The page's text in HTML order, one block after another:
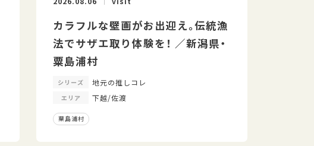
カラフルな壁画がお出迎え。伝統漁
法でサザエ取り体験を！ ／新潟県・
粟島浦村
シリーズ 地元の推しコレ
エリア 下越/佐渡
粟島浦村